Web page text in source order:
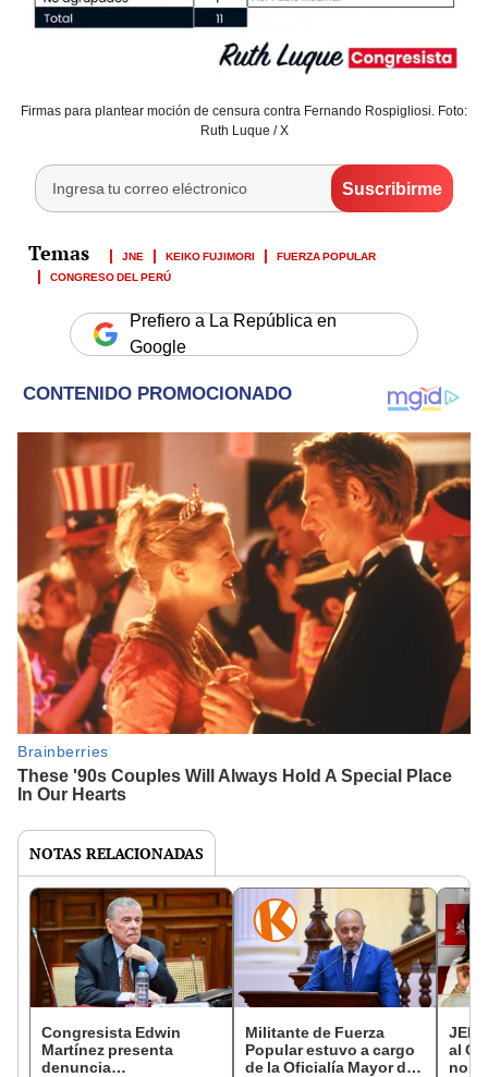
Firmas para plantear moción de censura contra Fernando Rospigliosi. Foto:
Ruth Luque / X
JNE KEIKO FUJIMORI
FUERZA POPULAR
CONGRESO DEL PERÚ
Prefiero a La República en
Google
NOTAS RELACIONADAS
Congresista Edwin
Martínez presenta
denuncia
Militante de Fuerza
Popular estuvo a cargo
de la Oficialía Mayor del
JEE
al